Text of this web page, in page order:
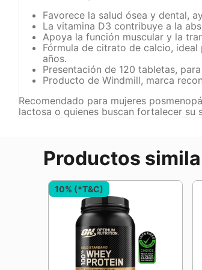
Favorece la salud ósea y dental,
La vitamina D3 contribuye a la
Apoya la función muscular y la
Fórmula de citrato de calcio,
años.
Presentación de 120 tabletas,
Producto de Windmill, marca
Recomendado para mujeres
lactosa o quienes buscan fortalecer su
Productos
10% (*T&C)